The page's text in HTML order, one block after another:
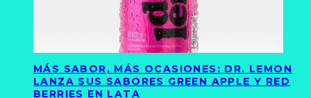
MÁS SABOR, MÁS OCASIONES: DR. LEMON
LANZA SUS SABORES GREEN APPLE Y RED
BERRIES EN LATA